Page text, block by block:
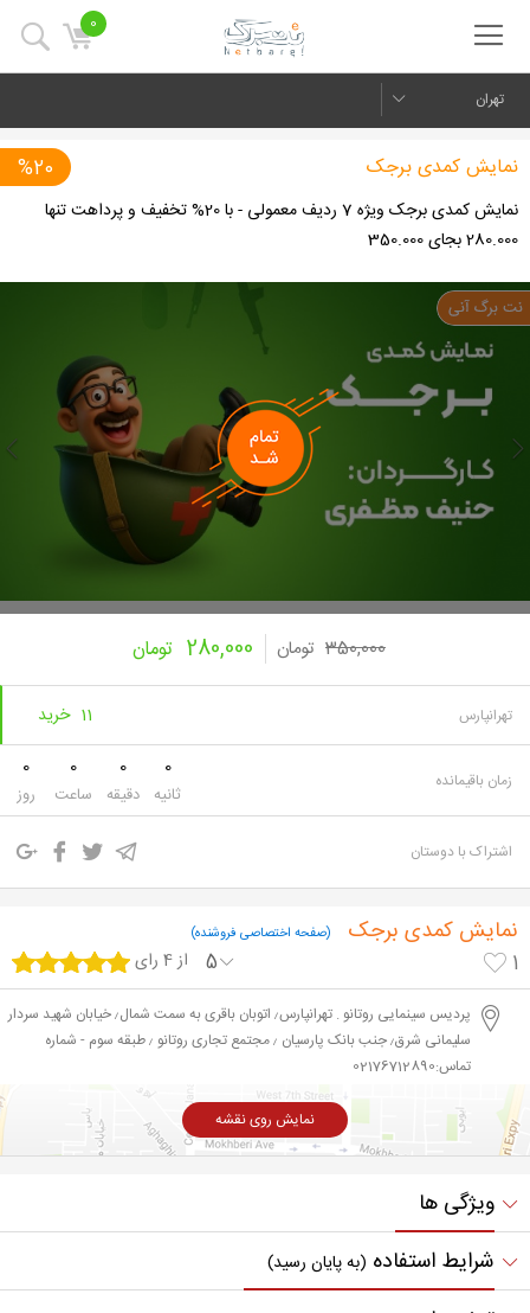
0
تهران
Next
%20 نمایش کمدی برجک
نمایش کمدی برجک ویژه 7 ردیف معمولی - با 20% تخفیف و پرداهت تنها
280.000 بجای 350.000
350,000 تومان 280,000 تومان
11 خرید تهرانپارس
زمان باقیمانده 0
روز
0
ساعت
0
دقیقه
0
ثانیه
اشتراک با دوستان
نمایش کمدی برجک (صفحه اختصاصی فروشنده)
1 از 4 رای 5
پردیس سینمایی روتانو . تهرانپارس٫ اتوبان باقری به سمت شمال٫ خیابان شهید سردار
سلیمانی شرق٫ جنب بانک پارسیان ٫ مجتمع تجاری روتانو ٫ طبقه سوم - شماره
تماس:02176712890
نمایش روی نقشه
ویژگی ها
شرایط استفاده (به پایان رسید)